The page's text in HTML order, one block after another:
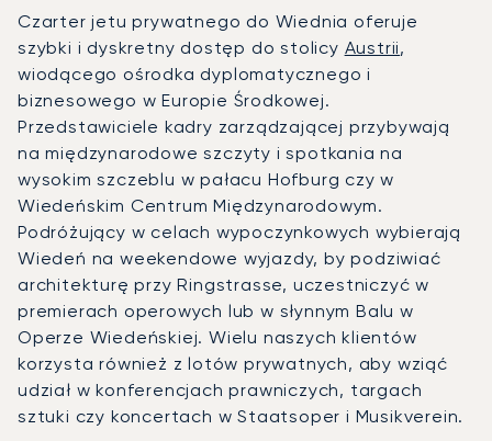
Czarter jetu prywatnego do Wiednia oferuje
szybki i dyskretny dostęp do stolicy Austrii,
wiodącego ośrodka dyplomatycznego i
biznesowego w Europie Środkowej.
Przedstawiciele kadry zarządzającej przybywają
na międzynarodowe szczyty i spotkania na
wysokim szczeblu w pałacu Hofburg czy w
Wiedeńskim Centrum Międzynarodowym.
Podróżujący w celach wypoczynkowych wybierają
Wiedeń na weekendowe wyjazdy, by podziwiać
architekturę przy Ringstrasse, uczestniczyć w
premierach operowych lub w słynnym Balu w
Operze Wiedeńskiej. Wielu naszych klientów
korzysta również z lotów prywatnych, aby wziąć
udział w konferencjach prawniczych, targach
sztuki czy koncertach w Staatsoper i Musikverein.